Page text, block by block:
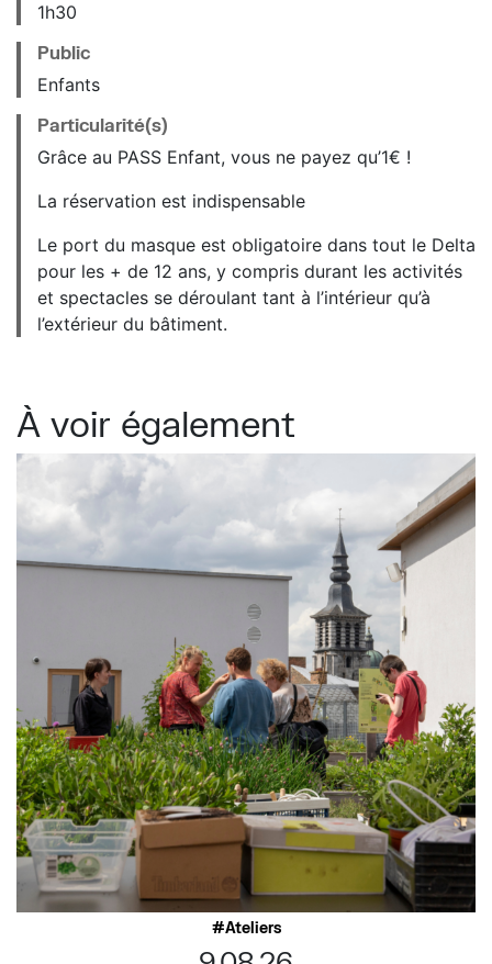
1h30
Public
Enfants
Particularité(s)
Grâce au PASS Enfant, vous ne payez qu’1€ !
La réservation est indispensable
Le port du masque est obligatoire dans tout le Delta
pour les + de 12 ans, y compris durant les activités
et spectacles se déroulant tant à l’intérieur qu’à
l’extérieur du bâtiment.
À voir également
Ateliers